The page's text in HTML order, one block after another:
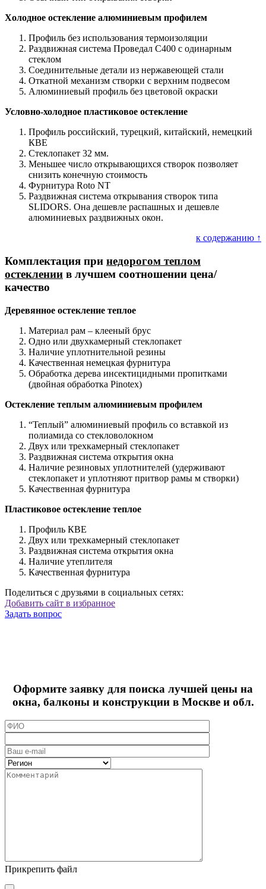
Холодное остекление алюминиевым профилем
Профиль без использования термоизоляции
Раздвижная система Проведал С400 с одинарным
стеклом
Соединительные детали из нержавеющей стали
Откатной механизм створки с верхним подвесом
Алюминиевый профиль без цветовой окраски
Условно-холодное пластиковое остекление
Профиль российский, турецкий, китайский, немецкий
КВЕ
Стеклопакет 32 мм.
Меньшее число открывающихся створок позволяет
снизить конечную стоимость
Фурнитура Roto NT
Раздвижная система открывания створок типа
SLIDORS. Она дешевле распашных и дешевле
алюминиевых раздвижных окон.
к содержанию ↑
Комплектация при недорогом теплом
остеклении в лучшем соотношении цена/
качество
Деревянное остекление теплое
Материал рам – клееный брус
Одно или двухкамерный стеклопакет
Наличие уплотнительной резины
Качественная немецкая фурнитура
Обработка дерева инсектицидными пропитками
(двойная обработка Pinotex)
Остекление теплым алюминиевым профилем
“Теплый” алюминиевый профиль со вставкой из
полиамида со стекловолокном
Двух или трехкамерный стеклопакет
Раздвижная система открытия окна
Наличие резиновых уплотнителей (удерживают
стеклопакет и уплотняют притвор рамы м створки)
Качественная фурнитура
Пластиковое остекление теплое
Профиль КВЕ
Двух или трехкамерный стеклопакет
Раздвижная система открытия окна
Наличие утеплителя
Качественная фурнитура
Поделиться с друзьями в социальных сетях:
Добавить сайт в избранное
Задать вопрос
Оформите заявку для поиска лучшей цены на
окна, балконы и конструкции в Москве и обл.
Прикрепить файл